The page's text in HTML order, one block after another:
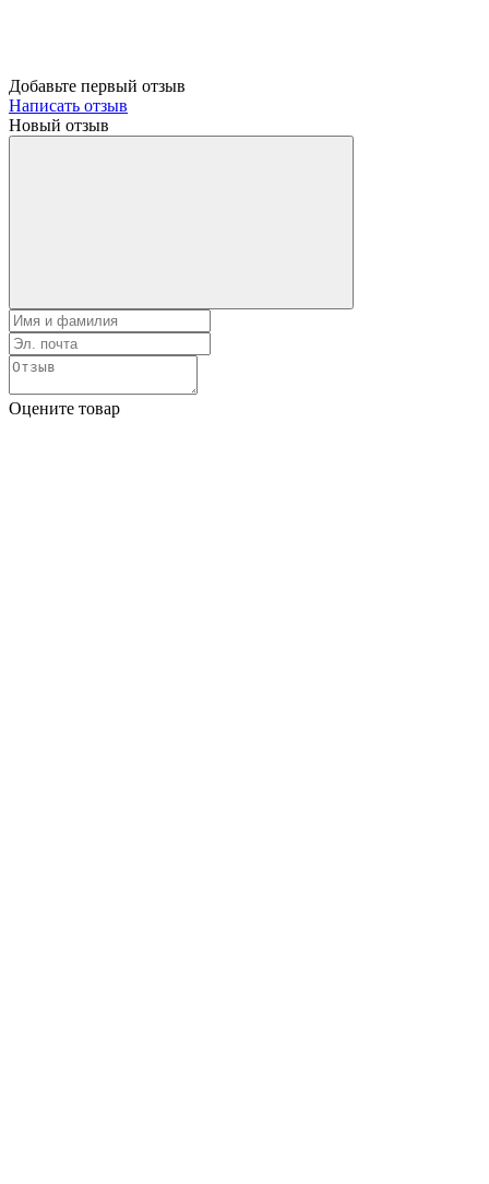
Добавьте первый отзыв
Написать отзыв
Новый отзыв
Оцените товар